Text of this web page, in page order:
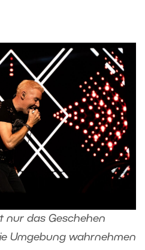
nur das Geschehen
Umgebung wahrnehmen